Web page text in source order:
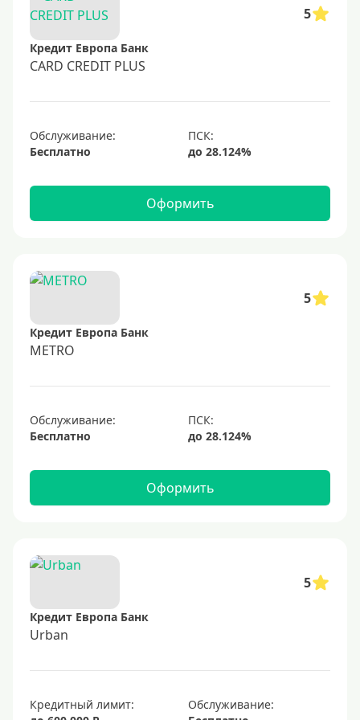
50000 руб
60000 руб
70000 руб
150000 руб
250000 руб
300000 руб
500000 руб
600000 руб
700000 руб
С большим лимитом
Безлимитные
UnionPay
Мир
Золотые
5
Кредит Европа Банк
CARD CREDIT PLUS
Обслуживание:
Бесплатно
Оформить
5
Кредит Европа Банк
METRO
Обслуживание:
Бесплатно
Оформить
5
Кредит Европа Банк
Urban
Кредитный лимит:
Обслуживание: